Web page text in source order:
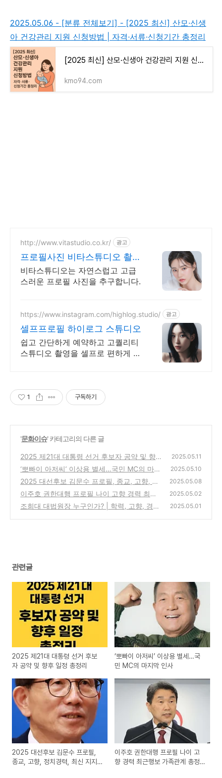
2025.05.06 - [분류 전체보기] - [2025 최신] 산모·신생
아 건강관리 지원 신청방법 | 자격·서류·신청기간 총정리
[2025 최신] 산모·신생아 건강관리 지원 신청방법 | 자격·서류·신청기간 총정리
kmo94.com
http://www.vitastudio.co.kr/ 광고
프로필사진 비타스튜디오 촬영
당일 1:1 사진수정
비타스튜디오는 자연스럽고 고급
스러운 프로필 사진을 추구합니다.
https://www.instagram.com/highlog.studio/ 광고
셀프프로필 하이로그 스튜디오
쉽고 간단하게 예약하고 고퀄리티
스튜디오 촬영을 셀프로 편하게 촬
1 구독하기
'문화이슈' 카테고리의 다른 글
2025 제21대 대통령 선거 후보자 공약 및 향
후 일정 총정리
(4)
2025.05.11
‘뽀빠이 아저씨’ 이상용 별세…국민 MC의 마지
막 인사
(1)
2025.05.10
2025 대선후보 김문수 프로필, 종교, 고향, 정
치경력, 최신 지지율 총정리
(1)
2025.05.08
이주호 권한대행 프로필 나이 고향 경력 최근
행보 가족관계 총정리
(3)
2025.05.02
조희대 대법원장 누구인가? | 학력, 고향, 경력,
2025.05.01
관련글
2025 제21대 대통령 선거 후보
자 공약 및 향후 일정 총정리
‘뽀빠이 아저씨’ 이상용 별세…국
민 MC의 마지막 인사
2025 대선후보 김문수 프로필,
종교, 고향, 정치경력, 최신 지지
이주호 권한대행 프로필 나이 고
향 경력 최근행보 가족관계 총정